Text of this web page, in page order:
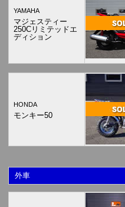
YAMAHA
マジェスティー
250Cリミテッドエ
ディション
HONDA
モンキー50
外車